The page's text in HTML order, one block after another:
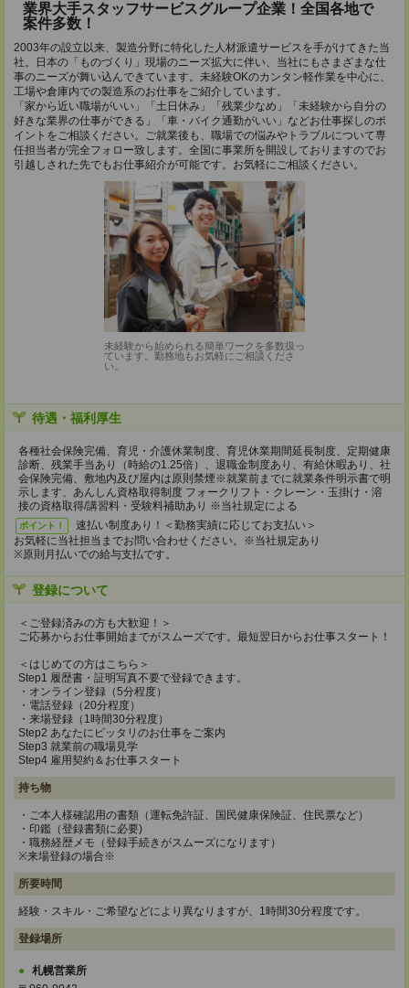
業界大手スタッフサービスグループ企業！全国各地で
案件多数！
2003年の設立以来、製造分野に特化した人材派遣サービスを手がけてきた当
社。日本の「ものづくり」現場のニーズ拡大に伴い、当社にもさまざまな仕
事のニーズが舞い込んできています。未経験OKのカンタン軽作業を中心に、
工場や倉庫内での製造系のお仕事をご紹介しています。
「家から近い職場がいい」「土日休み」「残業少なめ」「未経験から自分の
好きな業界の仕事ができる」「車・バイク通勤がいい」などお仕事探しのポ
イントをご相談ください。ご就業後も、職場での悩みやトラブルについて専
任担当者が完全フォロー致します。全国に事業所を開設しておりますのでお
引越しされた先でもお仕事紹介が可能です。お気軽にご相談ください。
未経験から始められる簡単ワークを多数扱っ
ています。勤務地もお気軽にご相談くださ
い。
待遇・福利厚生
各種社会保険完備、育児・介護休業制度、育児休業期間延長制度、定期健康
診断、残業手当あり（時給の1.25倍）、退職金制度あり、有給休暇あり、社
会保険完備、敷地内及び屋内は原則禁煙※就業前までに就業条件明示書で明
示します、あんしん資格取得制度 フォークリフト・クレーン・玉掛け・溶
接の資格取得/講習料・受験料補助あり ※当社規定による
ポイント！
速払い制度あり！＜勤務実績に応じてお支払い＞
お気軽に当社担当までお問い合わせください。※当社規定あり
※原則月払いでの給与支払です。
登録について
＜ご登録済みの方も大歓迎！＞
ご応募からお仕事開始までがスムーズです。最短翌日からお仕事スタート！
＜はじめての方はこちら＞
Step1 履歴書・証明写真不要で登録できます。
・オンライン登録（5分程度）
・電話登録（20分程度）
・来場登録（1時間30分程度）
Step2 あなたにピッタリのお仕事をご案内
Step3 就業前の職場見学
Step4 雇用契約＆お仕事スタート
持ち物
・ご本人様確認用の書類（運転免許証、国民健康保険証、住民票など）
・印鑑（登録書類に必要)
・職務経歴メモ（登録手続きがスムーズになります）
※来場登録の場合※
所要時間
経験・スキル・ご希望などにより異なりますが、1時間30分程度です。
登録場所
札幌営業所